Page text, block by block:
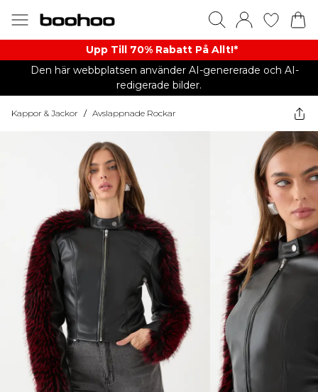
Upp Till 70% Rabatt På Allt!*
Den här webbplatsen använder AI-genererade och AI-
redigerade bilder.
Kappor & Jackor / Avslappnade Rockar